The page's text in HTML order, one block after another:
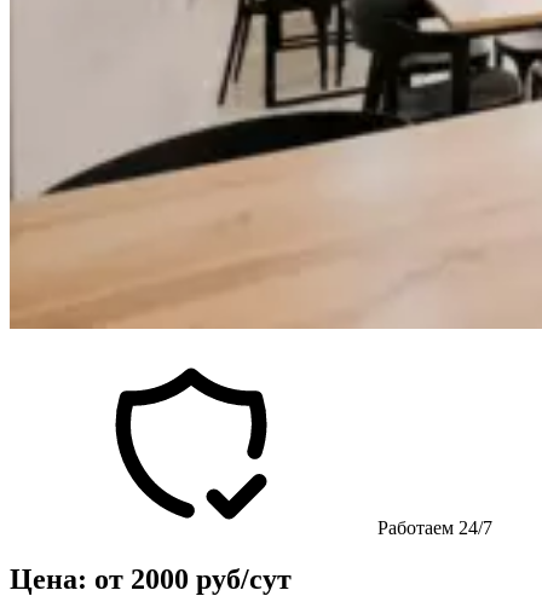
Работаем 24/7
Цена: от 2000 руб/сут